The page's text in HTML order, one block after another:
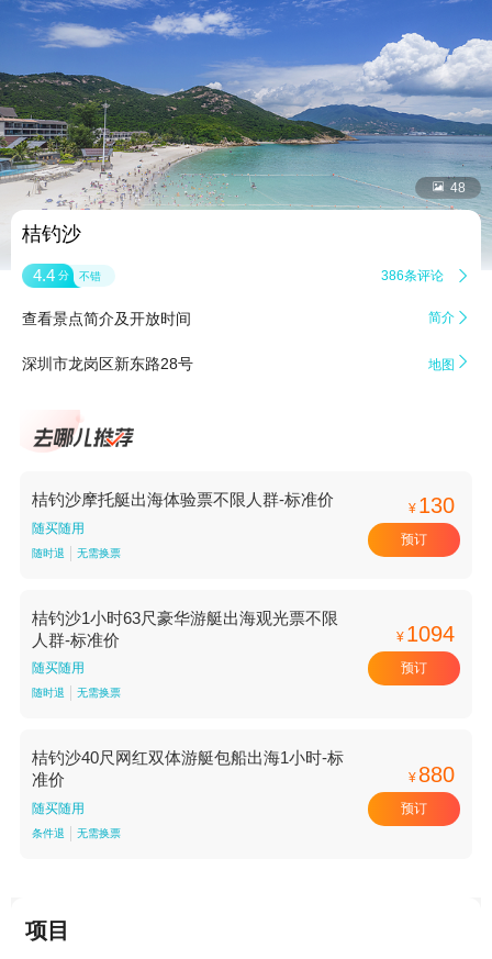
 48
桔钓沙
4.4 分 不错 386条评论 
查看景点简介及开放时间 简介 
深圳市龙岗区新东路28号 地图 
桔钓沙摩托艇出海体验票不限人群-标准价
随买随用
随时退 无需换票
¥ 130
预订
桔钓沙1小时63尺豪华游艇出海观光票不限
人群-标准价
随买随用
随时退 无需换票
¥ 1094
预订
桔钓沙40尺网红双体游艇包船出海1小时-标
准价
随买随用
条件退 无需换票
¥ 880
预订
项目
